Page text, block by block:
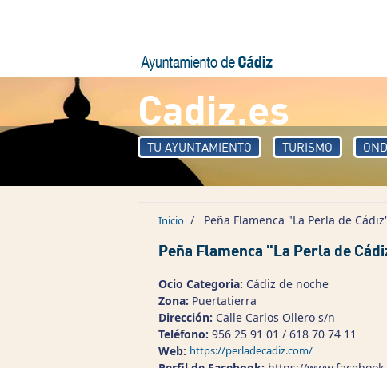
Cadiz.es
TU AYUNTAMIENTO TURISMO
Inicio / Peña Flamenca "La Perla de
Peña Flamenca "La Perla de
Ocio Categoria: Cádiz de noche
Zona: Puertatierra
Dirección: Calle Carlos Ollero s/n
Teléfono: 956 25 91 01 / 618 70 74 11
Web: https://perladecadiz.com/